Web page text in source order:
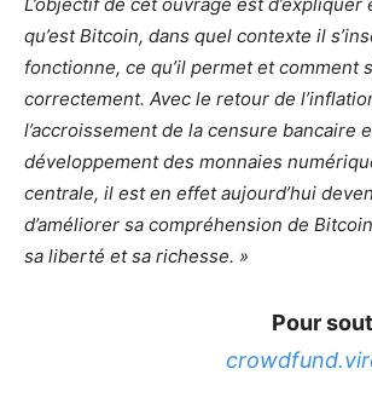
qu’est Bitcoin, dans quel contexte il
fonctionne, ce qu’il permet et comment
correctement. Avec le retour de
l’accroissement de la censure bancaire
développement des monnaies
centrale, il est en effet aujourd’hui
d’améliorer sa compréhension de
sa liberté et sa richesse. »
Pour